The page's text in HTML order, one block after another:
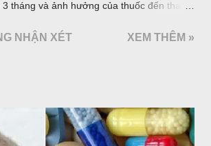
THUỐC Ở TRẺ EM